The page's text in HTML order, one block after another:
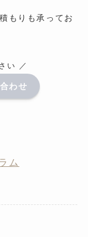
もりも承ってお
い ／
わせ
ム